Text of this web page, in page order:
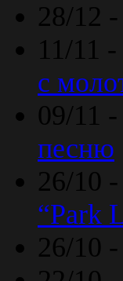
28/12 -
11/11 -
с
09/11 -
песню
26/10 -
“Park
26/10 -